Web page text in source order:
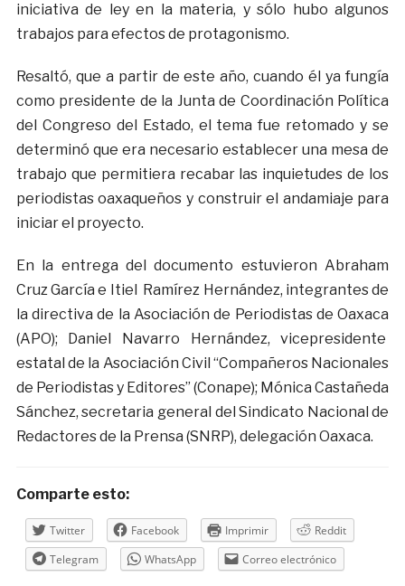
iniciativa de ley en la materia, y sólo hubo algunos
trabajos para efectos de protagonismo.
Resaltó, que a partir de este año, cuando él ya fungía
como presidente de la Junta de Coordinación Política
del Congreso del Estado, el tema fue retomado y se
determinó que era necesario establecer una mesa de
trabajo que permitiera recabar las inquietudes de los
periodistas oaxaqueños y construir el andamiaje para
iniciar el proyecto.
En la entrega del documento estuvieron Abraham
Cruz García e Itiel Ramírez Hernández, integrantes de
la directiva de la Asociación de Periodistas de Oaxaca
(APO); Daniel Navarro Hernández, vicepresidente
estatal de la Asociación Civil “Compañeros Nacionales
de Periodistas y Editores” (Conape); Mónica Castañeda
Sánchez, secretaria general del Sindicato Nacional de
Redactores de la Prensa (SNRP), delegación Oaxaca.
Comparte esto:
Twitter Facebook Imprimir
Reddit
Telegram
WhatsApp Correo electrónico